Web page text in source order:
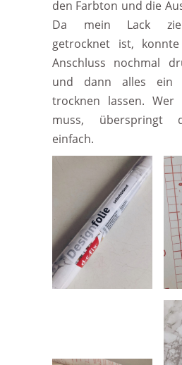
den Farbton und die
Da mein Lack
getrocknet ist,
Anschluss nochmal
und dann alles ein
trocknen lassen. Wer
muss, überspringt
einfach.